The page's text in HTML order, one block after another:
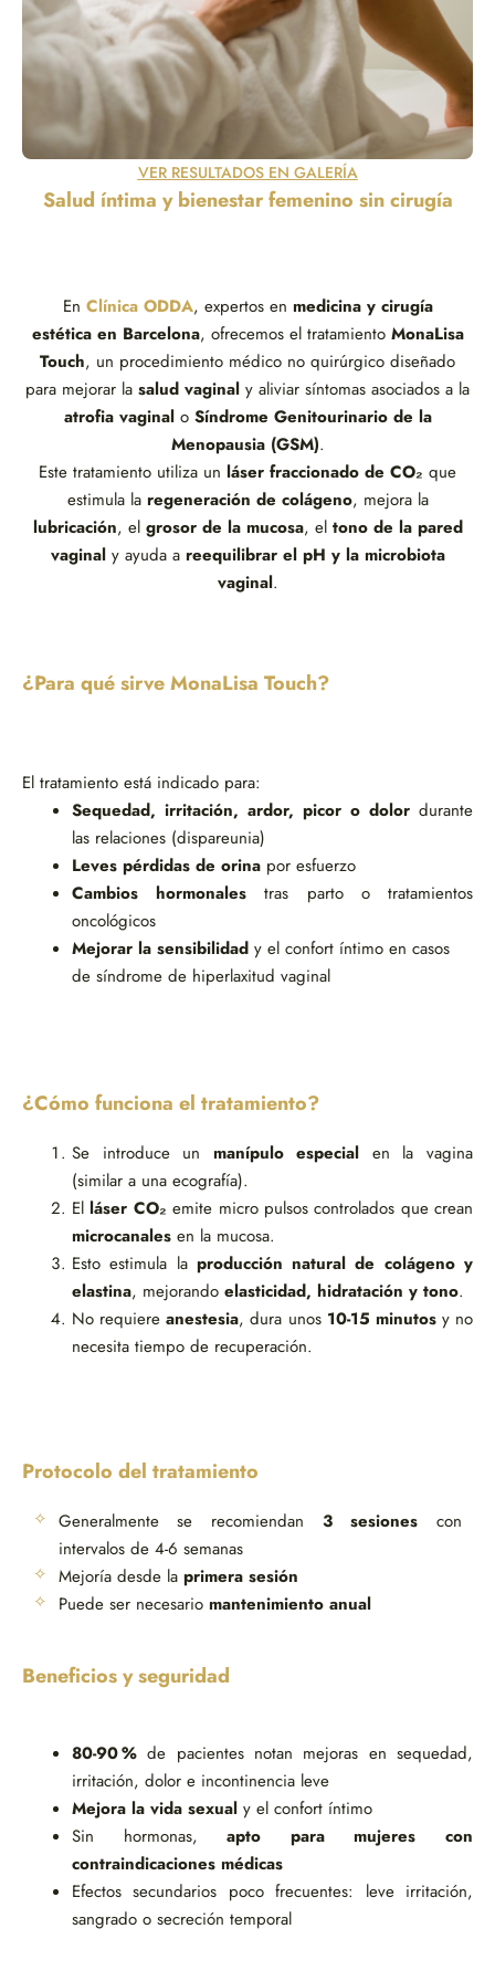
Salud íntima y bienestar femenino sin cirugía
En Clínica ODDA, expertos en medicina y cirugía
estéticaen Barcelona, ofrecemos el tratamiento MonaLisa
Touch, un procedimiento médico no quirúrgico diseñado
para mejorar la salud vaginal y aliviar síntomas asociados a la
atrofia vaginalo Síndrome Genitourinario de la
Menopausia (GSM).
Este tratamiento utiliza un láser fraccionado de CO₂ que
estimula la regeneración de colágeno, mejora la
lubricación, el grosor de la mucosa, el tono de la pared
vaginaly ayuda a reequilibrar el pH y la microbiota
vaginal.
VER RESULTADOS EN GALERÍA
¿Para qué sirve MonaLisa Touch?
El tratamiento está indicado para:
Sequedad, irritación, ardor, picor o dolor durante
las relaciones (dispareunia)
Leves pérdidas de orina por esfuerzo
Cambios hormonales tras parto o tratamientos
oncológicos
Mejorar la sensibilidad y el confort íntimo en casos
de síndrome de hiperlaxitud vaginal
¿Cómo funciona el tratamiento?
Se introduce un manípulo especial en la vagina
(similar a una ecografía).
Elláser CO₂ emite micro pulsos controlados que crean
microcanales en la mucosa.
Esto estimula la producción natural de colágeno y
elastina, mejorando elasticidad, hidratación y tono.
No requiereanestesia, dura unos 10-15 minutosy no
necesita tiempo de recuperación.
Protocolo del tratamiento
Generalmente se recomiendan 3 sesiones con
intervalos de 4-6 semanas
Mejoría desde la primera sesión
Puede ser necesario mantenimiento anual
Beneficios y seguridad
80-90 % de pacientes notan mejoras en sequedad,
irritación, dolor e incontinencia leve
Mejora la vida sexual y el confort íntimo
Sin hormonas,apto para mujeres con
contraindicaciones médicas
Efectos secundarios poco frecuentes: leve irritación,
sangrado o secreción temporal